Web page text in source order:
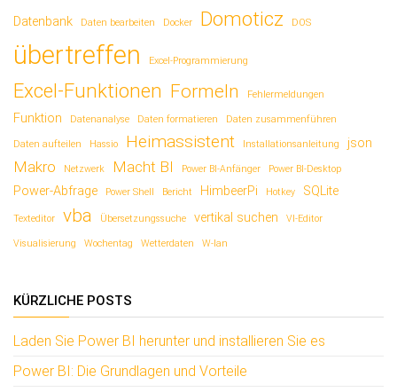
Datenbank Daten bearbeiten Docker Domoticz DOS
übertreffen Excel-Programmierung
Excel-Funktionen Formeln Fehlermeldungen
Funktion Datenanalyse Daten formatieren Daten zusammenführen
Daten aufteilen Hassio Heimassistent Installationsanleitung json
Makro Netzwerk Macht BI Power BI-Anfänger Power BI-Desktop
Power-Abfrage Power Shell Bericht HimbeerPi Hotkey SQLite
Texteditor vba Übersetzungssuche vertikal suchen VI-Editor
Visualisierung Wochentag Wetterdaten W-lan
KÜRZLICHE POSTS
Laden Sie Power BI herunter und installieren Sie es
Power BI: Die Grundlagen und Vorteile